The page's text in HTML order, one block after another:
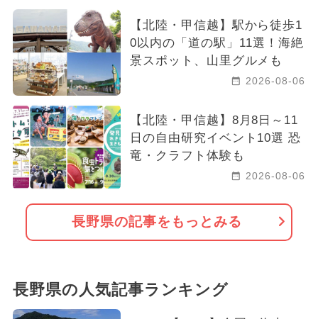
【北陸・甲信越】駅から徒歩1
0以内の「道の駅」11選！海絶
景スポット、山里グルメも
2026-08-06
【北陸・甲信越】8月8日～11
日の自由研究イベント10選 恐
竜・クラフト体験も
2026-08-06
長野県の記事をもっとみる
長野県の人気記事ランキング